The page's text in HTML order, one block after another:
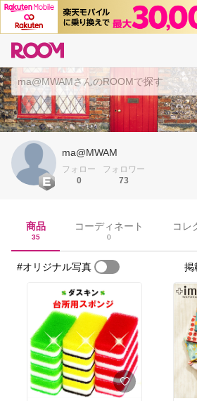
ma@MWAM
フォロー
0
フォロワー
73
商品
35
コーディネート
0
コレ
#オリジナル写真 掲